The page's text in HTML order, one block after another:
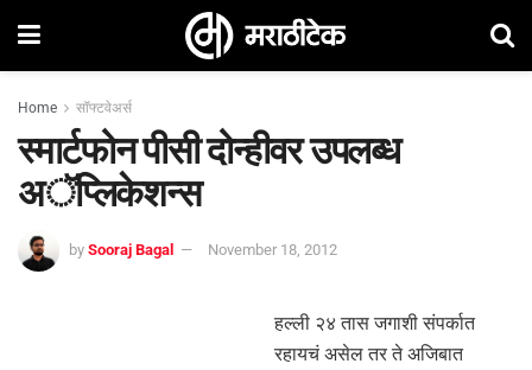
Home सॉफ्टवेअर्स
स्मार्टफोन पीसी दोन्हीवर उपलब्ध
अॅप्लिकेशन्स
by Sooraj Bagal November 18, 2012
हल्ली २४ तास जगाशी संपर्कात
रहायचं असेल तर ते अजिबात